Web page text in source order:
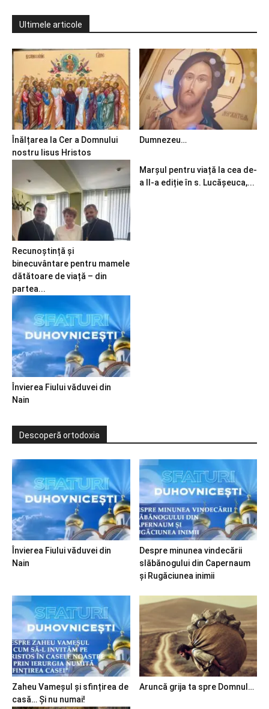
Ultimele articole
Înălțarea la Cer a Domnului
nostru Iisus Hristos
Dumnezeu…
Recunoștință și
binecuvântare pentru mamele
dătătoare de viață – din
partea...
Marșul pentru viață la cea de-
a II-a ediție în s. Lucășeuca,...
Învierea Fiului văduvei din
Nain
Descoperă ortodoxia
Învierea Fiului văduvei din
Nain
Despre minunea vindecării
slăbănogului din Capernaum
și Rugăciunea inimii
Zaheu Vameșul și sfințirea de
casă… Și nu numai!
Aruncă grija ta spre Domnul…